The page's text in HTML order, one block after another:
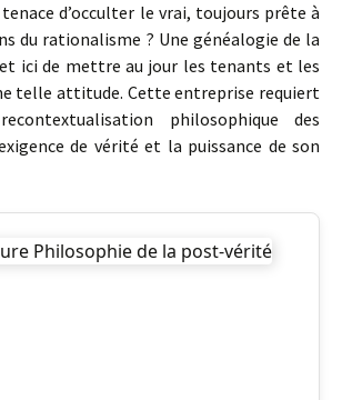
d’occulter le vrai, toujours prête à
du rationalisme ? Une généalogie de la
ici de mettre au jour les tenants et les
telle attitude. Cette entreprise requiert
philosophique des
de vérité et la puissance de son